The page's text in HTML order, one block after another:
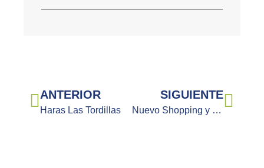
ANTERIOR
Haras Las Tordillas
SIGUIENTE
Nuevo Shopping y Casino